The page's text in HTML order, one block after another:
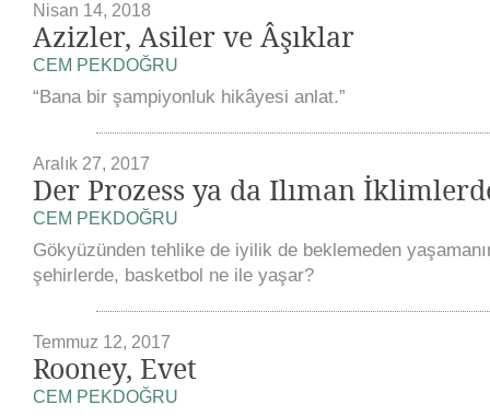
Nisan 14, 2018
Azizler, Asiler ve Âşıklar
CEM PEKDOĞRU
“Bana bir şampiyonluk hikâyesi anlat.”
Aralık 27, 2017
Der Prozess ya da Ilıman
CEM PEKDOĞRU
Gökyüzünden tehlike de iyilik de beklemeden
şehirlerde, basketbol ne ile yaşar?
Temmuz 12, 2017
Rooney, Evet
CEM PEKDOĞRU